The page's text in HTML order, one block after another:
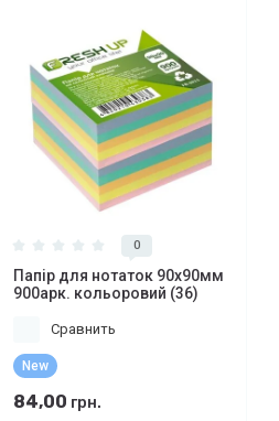
0
Папір для нотаток 90х90мм
900арк. кольоровий (36)
Сравнить
New
84,00 грн.